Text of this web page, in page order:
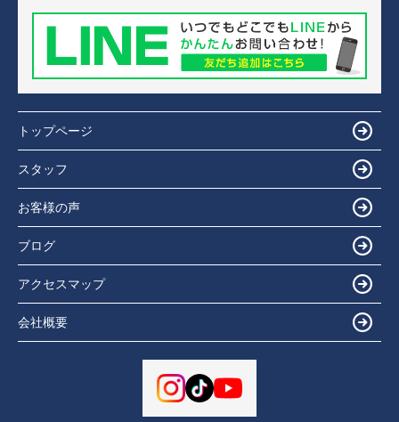
トップページ
スタッフ
お客様の声
ブログ
アクセスマップ
会社概要